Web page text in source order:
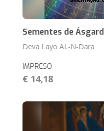
Sementes de Ásgard
Deva Layo AL-N-Dara
IMPRESO
€ 14,18